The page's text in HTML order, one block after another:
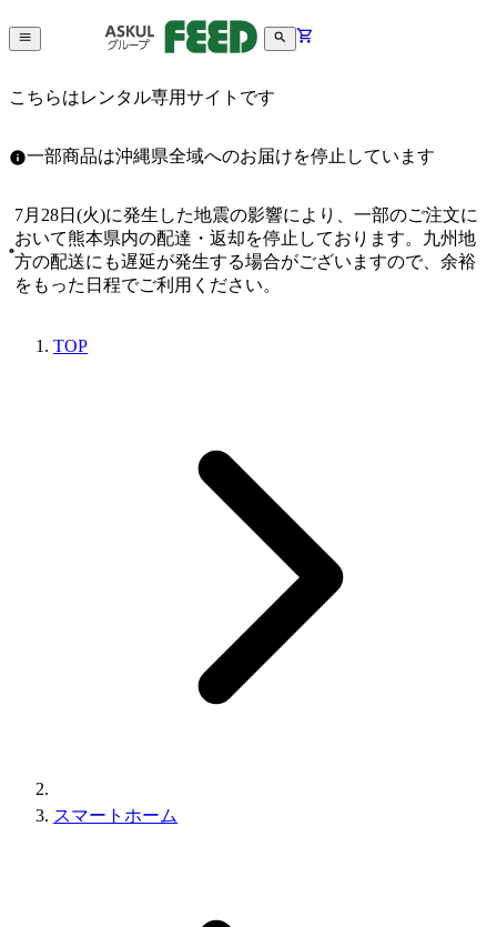
こちらはレンタル専用サイトです
一部商品は沖縄県全域へのお届けを停止しています
7月28日(火)に発生した地震の影響により、一部のご注文に
おいて熊本県内の配達・返却を停止しております。九州地
方の配送にも遅延が発生する場合がございますので、余裕
をもった日程でご利用ください。
TOP
スマートホーム